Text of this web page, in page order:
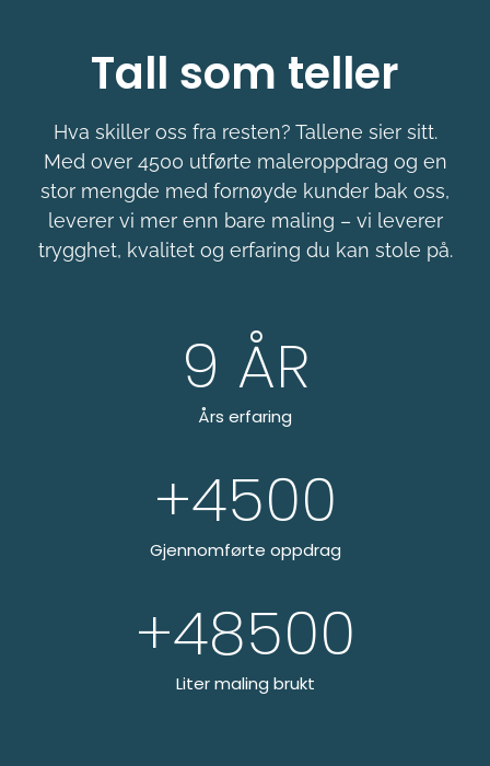
Hva skiller oss fra resten? Tallene sier sitt.
stor mengde med fornøyde kunder bak oss,
leverer vi mer enn bare maling – vi leverer
trygghet, kvalitet og erfaring du kan stole på.
Års erfaring
9 ÅR
Gjennomførte oppdrag
4500
Liter maling brukt
+ 48500